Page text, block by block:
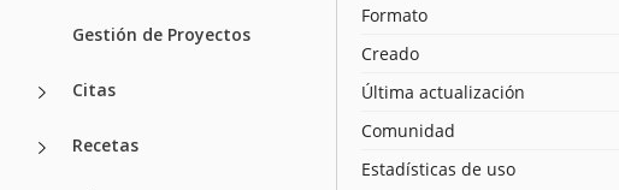
Gestión de Proyectos
Citas
Recetas
Formato
Creado
Última actualización
Comunidad
Estadísticas de uso